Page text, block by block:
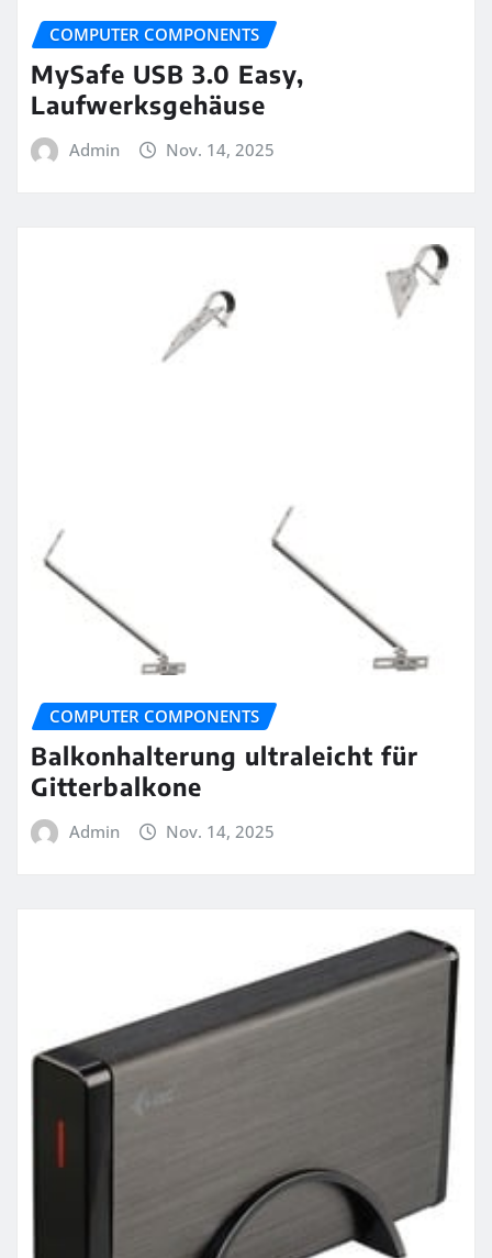
COMPUTER COMPONENTS
MySafe USB 3.0 Easy,
Laufwerksgehäuse
Admin Nov. 14, 2025
COMPUTER COMPONENTS
Balkonhalterung ultraleicht für
Gitterbalkone
Admin Nov. 14, 2025